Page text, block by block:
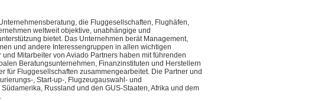
die Fluggesellschaften, Flughäfen,
weltweit objektive, unabhängige und
bietet. Das Unternehmen berät Management,
und andere Interessengruppen in allen wichtigen
Mitarbeiter von Aviado Partners haben mit führenden
Beratungsunternehmen, Finanzinstituten und Herstellern
für Fluggesellschaften zusammengearbeitet. Die Partner und
, Start-up-, Flugzeugauswahl- und
Russland und den GUS-Staaten, Afrika und dem